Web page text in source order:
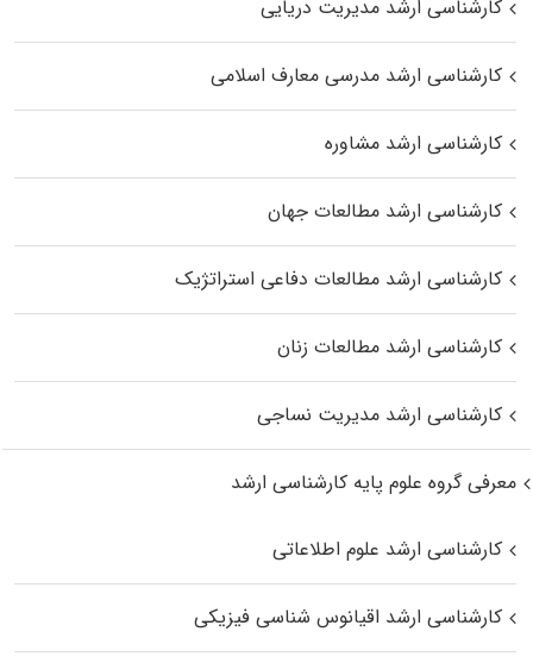
کارشناسی ارشد مدیریت دریایی
کارشناسی ارشد مدرسی معارف اسلامی
کارشناسی ارشد مشاوره
کارشناسی ارشد مطالعات جهان
کارشناسی ارشد مطالعات دفاعی استراتژیک
کارشناسی ارشد مطالعات زنان
کارشناسی ارشد مدیریت نساجی
معرفی گروه علوم پایه کارشناسی ارشد
کارشناسی ارشد علوم اطلاعاتی
کارشناسی ارشد اقیانوس‌ شناسی فیزیکی